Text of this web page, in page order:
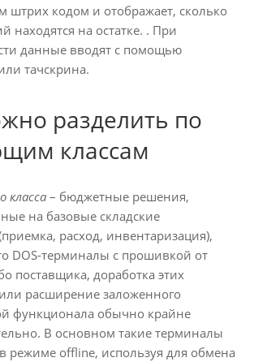
штрих кодом и отображает, сколько
находятся на остатке. . При
данные вводят с помощью
тачскрина.
разделить по
классам
класса– бюджетные решения,
на базовые складские
расход, инвентаризация),
DOS-терминалы с прошивкой от
поставщика, доработка этих
расширение заложенного
функционала обычно крайне
В основном такие терминалы
режиме offline, используя для обмена